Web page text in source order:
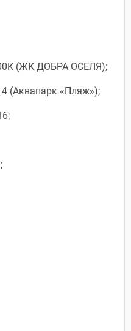
(ЖК ДОБРА ОСЕЛЯ);
(Аквапарк «Пляж»);